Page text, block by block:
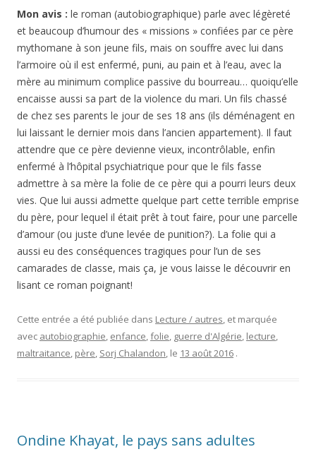
Mon avis : le roman (autobiographique) parle avec légèreté
et beaucoup d’humour des « missions » confiées par ce père
mythomane à son jeune fils, mais on souffre avec lui dans
l’armoire où il est enfermé, puni, au pain et à l’eau, avec la
mère au minimum complice passive du bourreau… quoiqu’elle
encaisse aussi sa part de la violence du mari. Un fils chassé
de chez ses parents le jour de ses 18 ans (ils déménagent en
lui laissant le dernier mois dans l’ancien appartement). Il faut
attendre que ce père devienne vieux, incontrôlable, enfin
enfermé à l’hôpital psychiatrique pour que le fils fasse
admettre à sa mère la folie de ce père qui a pourri leurs deux
vies. Que lui aussi admette quelque part cette terrible emprise
du père, pour lequel il était prêt à tout faire, pour une parcelle
d’amour (ou juste d’une levée de punition?). La folie qui a
aussi eu des conséquences tragiques pour l’un de ses
camarades de classe, mais ça, je vous laisse le découvrir en
lisant ce roman poignant!
Cette entrée a été publiée dans Lecture / autres, et marquée
avec autobiographie, enfance,folie, guerre d'Algérie, lecture,
maltraitance, père, Sorj Chalandon, le 13 août 2016 .
Ondine Khayat, le pays sans adultes